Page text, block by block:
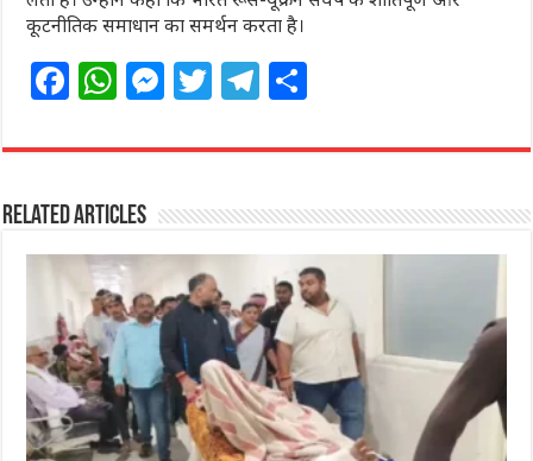
कूटनीतिक समाधान का समर्थन करता है।
F
c
e
b
o
o
k
W
at
s
A
p
p
M
ss
n
g
e
r
T
itt
r
T
e
ra
m
ar
Related Articles